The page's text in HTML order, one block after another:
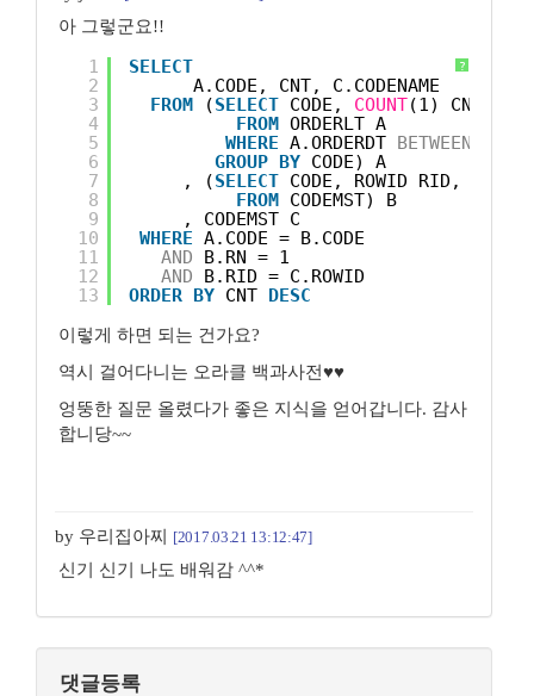
아 그렇군요!!
?
1
2
3
4
5
6
7
8
9
10
11
12
13
SELECT
A.CODE, CNT, C.CODENAME
FROM
(SELECT CODE, COUNT(1) CNT
FROM ORDERLT A
WHERE A.ORDERDT BETWEEN
GROUP BY CODE) A
, (SELECT CODE, ROWID RID,
FROM CODEMST) B
, CODEMST C
WHERE A.CODE = B.CODE
AND
B.RN = 1
AND
B.RID = C.ROWID
ORDER BY CNT DESC
이렇게 하면 되는 건가요?
역시 걸어다니는 오라클 백과사전♥♥
엉뚱한 질문 올렸다가 좋은 지식을 얻어갑니다. 감사
합니당~~
by 우리집아찌 [2017.03.21 13:12:47]
신기 신기 나도 배워감 ^^*
댓글등록